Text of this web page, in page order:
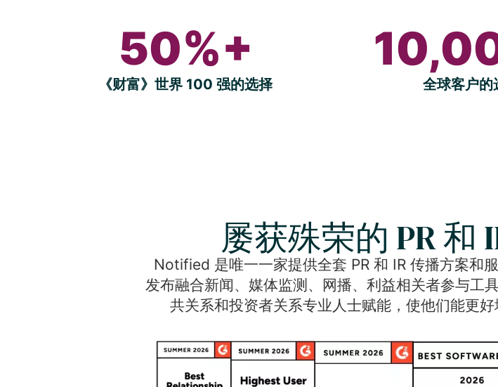
50%+
《财富》世界 100 强的选择 全球客户的
屡获殊荣的 PR 和
Notified 是唯一一家提供全套 PR 和 IR 传播方案和
发布融合新闻、媒体监测、网播、利益相关者参与工
共关系和投资者关系专业人士赋能，使他们能更